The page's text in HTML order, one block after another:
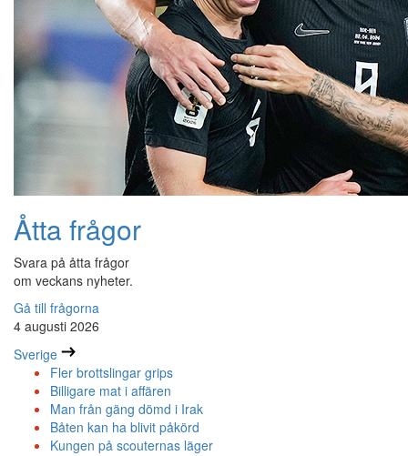
Åtta frågor
Svara på åtta frågor
om veckans nyheter.
Gå till frågorna
4 augusti 2026
Sverige
Fler brottslingar grips
Billigare mat i affären
Man från gäng dömd i Irak
Båten kan ha blivit påkörd
Kungen på scouternas läger